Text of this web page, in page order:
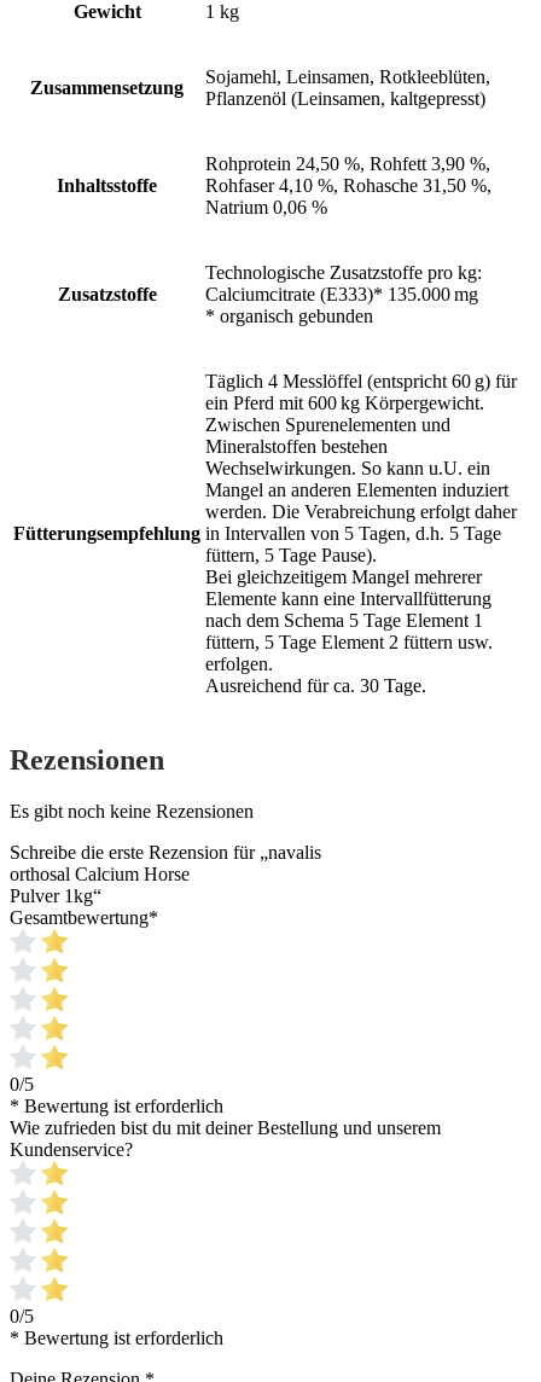
Gewicht 1 kg
Zusammensetzung
Sojamehl, Leinsamen, Rotkleeblüten,
Pflanzenöl (Leinsamen, kaltgepresst)
Inhaltsstoffe
Rohprotein 24,50 %, Rohfett 3,90 %,
Rohfaser 4,10 %, Rohasche 31,50 %,
Natrium 0,06 %
Zusatzstoffe
Technologische Zusatzstoffe pro kg:
Calciumcitrate (E333)* 135.000 mg
* organisch gebunden
Fütterungsempfehlung
Täglich 4 Messlöffel (entspricht 60 g) für
ein Pferd mit 600 kg Körpergewicht.
Zwischen Spurenelementen und
Mineralstoffen bestehen
Wechselwirkungen. So kann u.U. ein
Mangel an anderen Elementen induziert
werden. Die Verabreichung erfolgt daher
in Intervallen von 5 Tagen, d.h. 5 Tage
füttern, 5 Tage Pause).
Bei gleichzeitigem Mangel mehrerer
Elemente kann eine Intervallfütterung
nach dem Schema 5 Tage Element 1
füttern, 5 Tage Element 2 füttern usw.
erfolgen.
Ausreichend für ca. 30 Tage.
Rezensionen
Es gibt noch keine Rezensionen
Schreibe die erste Rezension für „navalis
orthosal Calcium Horse
Pulver 1kg“
Gesamtbewertung*
0/5
* Bewertung ist erforderlich
Wie zufrieden bist du mit deiner Bestellung und unserem
Kundenservice?
0/5
* Bewertung ist erforderlich